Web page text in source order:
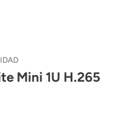
Mini 1U H.265